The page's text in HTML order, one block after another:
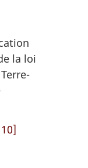
la loi